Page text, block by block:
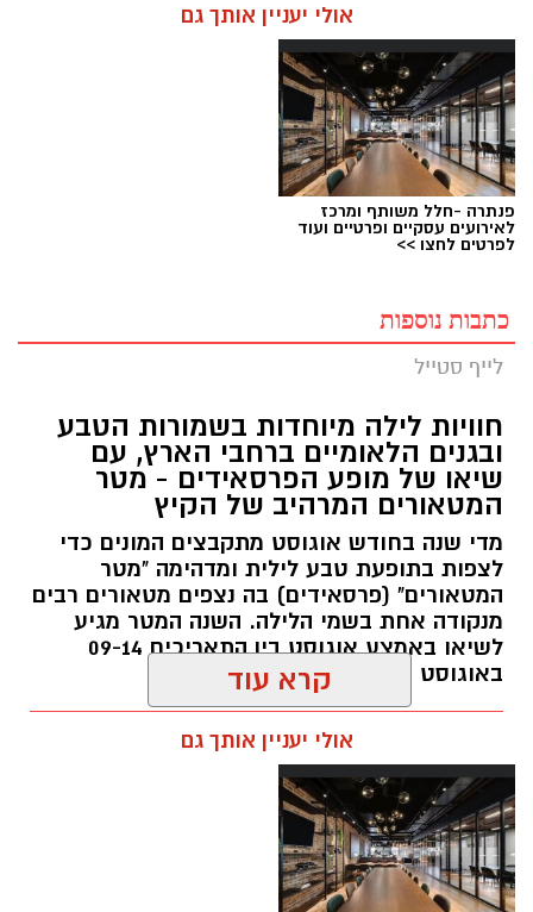
אולי יעניין אותך גם
פנתרה -חלל משותף ומרכז
לאירועים עסקיים ופרטיים ועוד
לפרטים לחצו >>
כתבות נוספות
לייף סטייל
חוויות לילה מיוחדות בשמורות הטבע
ובגנים הלאומיים ברחבי הארץ, עם
שיאו של מופע הפרסאידים - מטר
המטאורים המרהיב של הקיץ
מדי שנה בחודש אוגוסט מתקבצים המונים כדי
לצפות בתופעת טבע לילית ומדהימה "מטר
המטאורים" (פרסאידים) בה נצפים מטאורים רבים
מנקודה אחת בשמי הלילה. השנה המטר מגיע
לשיאו באמצע אוגוסט בין התאריכים 09-14
באוגוסט 2026.
תגים:מטר המטאורים
כשהשמש שוקעת והשמיים מתכסים באלפי כוכבים,
הטבע מציג את אחד המופעים המרהיבים של
השנה - מטר הפרסאידים. זו ההזדמנות לעצור
קרא עוד
אולי יעניין אותך גם